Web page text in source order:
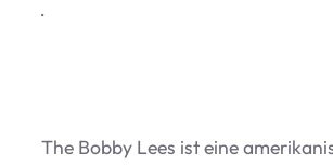
·
The Bobby Lees ist eine